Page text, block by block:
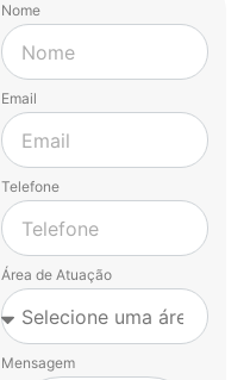
Nome
Email
Telefone
Área de Atuação
Mensagem